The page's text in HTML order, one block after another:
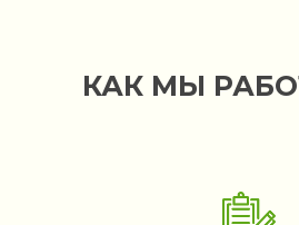
КАК МЫ